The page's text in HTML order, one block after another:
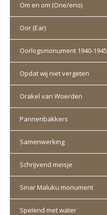
Om en om (One/eno)
Oor (Ear)
Oorlogsmonument 1940-1945
Opdat wij niet vergeten
Orakel van Woerden
Pannenbakkers
Samenwerking
Schrijvend meisje
Sinar Maluku monument
Spelend met water